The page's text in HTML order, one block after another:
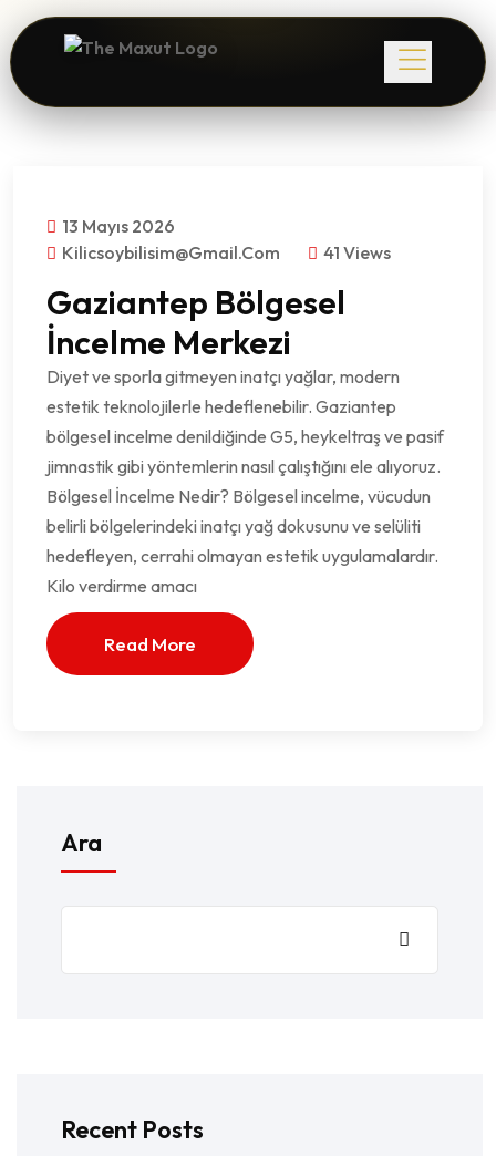
13 Mayıs 2026
Kilicsoybilisim@gmail.com
41 Views
Gaziantep Bölgesel
İncelme Merkezi
Diyet ve sporla gitmeyen inatçı yağlar, modern
estetik teknolojilerle hedeflenebilir. Gaziantep
bölgesel incelme denildiğinde G5, heykeltraş ve pasif
jimnastik gibi yöntemlerin nasıl çalıştığını ele alıyoruz.
Bölgesel İncelme Nedir? Bölgesel incelme, vücudun
belirli bölgelerindeki inatçı yağ dokusunu ve selüliti
hedefleyen, cerrahi olmayan estetik uygulamalardır.
Kilo verdirme amacı
Read More
Ara
Recent Posts